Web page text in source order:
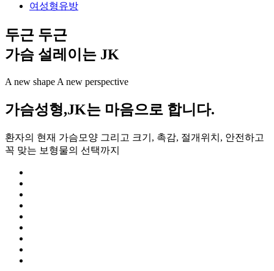
여성형유방
두근 두근
가슴 설레이는 JK
A new shape A new perspective
가슴성형,JK는 마음으로 합니다.
환자의 현재 가슴모양 그리고 크기, 촉감, 절개위치, 안전하고
꼭 맞는 보형물의 선택까지